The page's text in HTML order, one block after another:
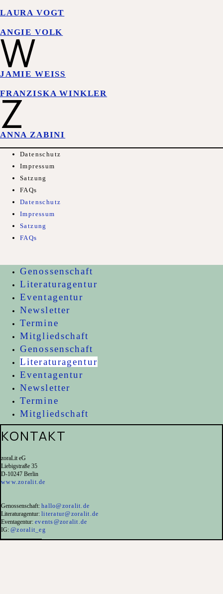
LAURA VOGT
ANGIE VOLK
W
JAMIE WEISS
FRANZISKA WINKLER
Z
ANNA ZABINI
Datenschutz
Impressum
Satzung
FAQs
Datenschutz
Impressum
Satzung
FAQs
Genossenschaft
Literaturagentur
Eventagentur
Newsletter
Termine
Mitgliedschaft
Genossenschaft
Literaturagentur
Eventagentur
Newsletter
Termine
Mitgliedschaft
KONTAKT
zoraLit eG
Liebigstraße 35
D-10247 Berlin
www.zoralit.de
Genossenschaft: hallo@zoralit.de
Literaturagentur: literatur@zoralit.de
Eventagentur: events@zoralit.de
IG: @zoralit_eg